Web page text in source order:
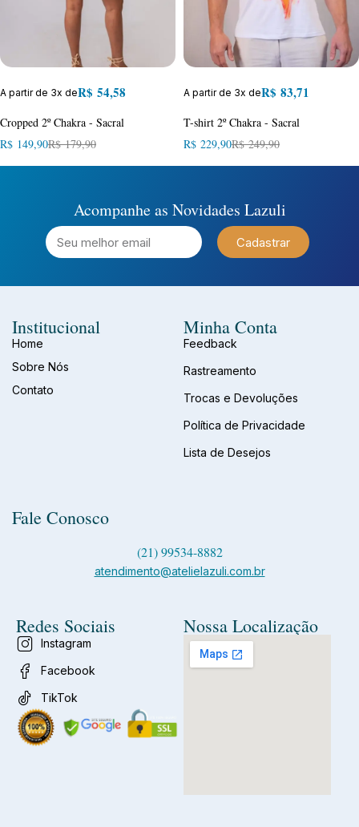
A partir de 3x deR$ 54,58
Cropped 2º Chakra - Sacral
R$179,90
R$ 149,90
A partir de 3x deR$ 83,71
T-shirt 2º Chakra - Sacral
R$249,90
R$ 229,90
Acompanhe as Novidades Lazuli
Cadastrar
Institucional
Home
Sobre Nós
Contato
Minha Conta
Feedback
Rastreamento
Trocas e Devoluções
Política de Privacidade
Lista de Desejos
Fale Conosco
(21) 99534-8882
atendimento@atelielazuli.com.br
Redes Sociais
Instagram
Facebook
TikTok
Nossa Localização